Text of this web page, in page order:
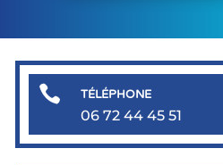
 TÉLÉPHONE
06 72 44 45 51